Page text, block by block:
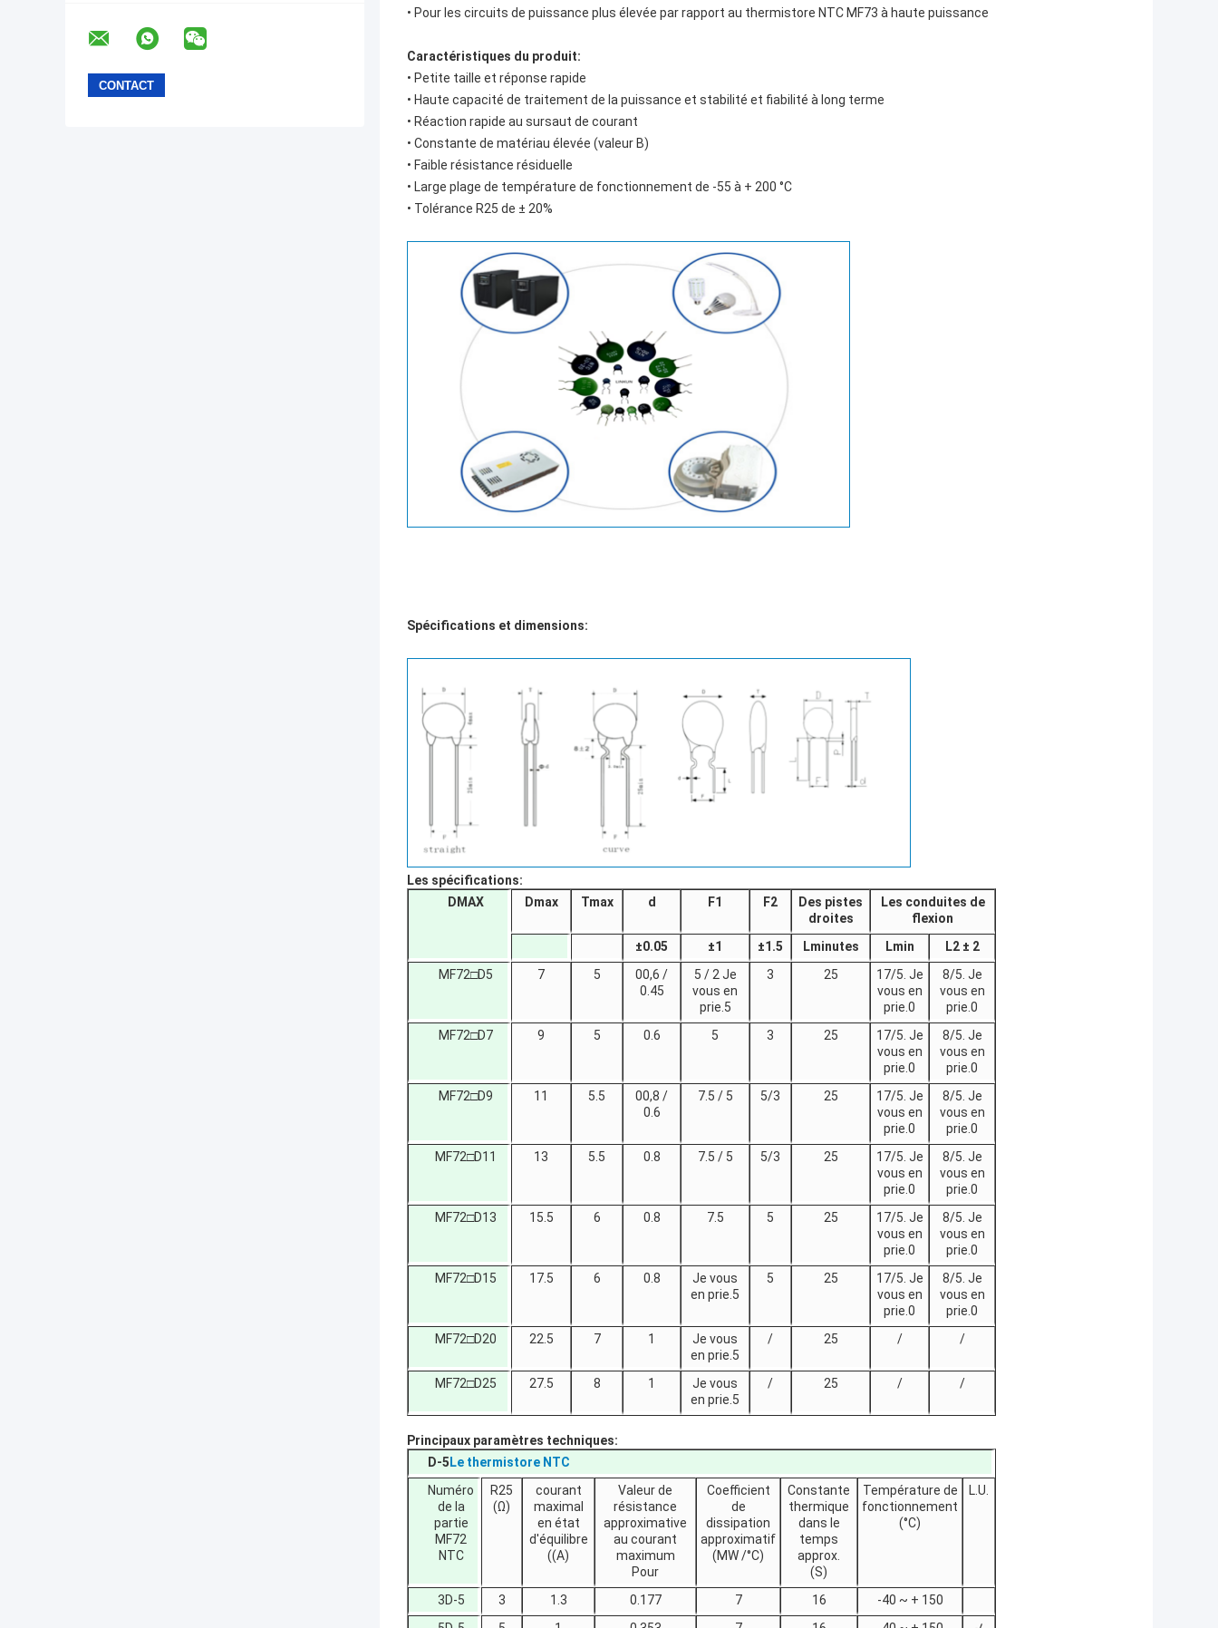
• Pour les circuits de puissance plus élevée par rapport au thermistore NTC MF73 à haute puissance
Caractéristiques du produit:
• Petite taille et réponse rapide
• Haute capacité de traitement de la puissance et stabilité et fiabilité à long terme
• Réaction rapide au sursaut de courant
• Constante de matériau élevée (valeur B)
• Faible résistance résiduelle
• Large plage de température de fonctionnement de -55 à + 200 °C
• Tolérance R25 de ± 20%
Spécifications et dimensions:
Les spécifications:
DMAX
Dmax Tmax d F1 F2
Des pistes
droites
Les conduites de
flexion
±0.05 ±1 ±1.5 Lminutes Lmin
L2 ± 2
MF72□D5
7 5
00,6 /
0.45
5 / 2 Je
vous en
prie.5
3 25
17/5. Je
vous en
prie.0
8/5. Je
vous en
prie.0
MF72□D7
9 5 0.6 5 3 25
17/5. Je
vous en
prie.0
8/5. Je
vous en
prie.0
MF72□D9
11 5.5
00,8 /
0.6
7.5 / 5 5/3 25
17/5. Je
vous en
prie.0
8/5. Je
vous en
prie.0
MF72□D11
13 5.5 0.8 7.5 / 5 5/3 25
17/5. Je
vous en
prie.0
8/5. Je
vous en
prie.0
MF72□D13
15.5 6 0.8 7.5 5 25
17/5. Je
vous en
prie.0
8/5. Je
vous en
prie.0
MF72□D15
17.5 6 0.8
Je vous
en prie.5
5 25
17/5. Je
vous en
prie.0
8/5. Je
vous en
prie.0
MF72□D20
22.5 7 1
Je vous
en prie.5
/ 25 / /
MF72□D25 27.5 8 1
Je vous
en prie.5
/ 25 / /
Principaux paramètres techniques:
D-5 Le thermistore NTC
Numéro
de la
partie
MF72
NTC
R25
(Ω)
courant
maximal
en état
d'équilibre
((A)
Valeur de
résistance
approximative
au courant
maximum
Pour
Coefficient
de
dissipation
approximatif
(MW /°C)
Constante
thermique
dans le
temps
approx.
(S)
Température de
fonctionnement
(°C)
L.U.
3D-5 3 1.3 0.177 7 16
-40 ~ + 150